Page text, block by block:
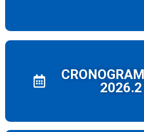
2026.2